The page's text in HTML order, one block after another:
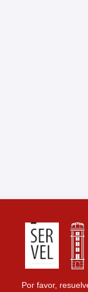
Por favor,